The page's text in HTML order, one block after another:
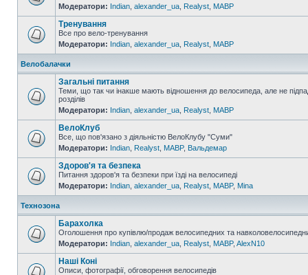
Модератори: Indian alexander_ua Realyst MABP
Тренування
Все про вело-тренування
Модератори: Indian alexander_ua Realyst MABP
Велобалачки
Загальні питання
Теми, що так чи інакше мають відношення до велосипеда, але не
розділів
Модератори: Indian alexander_ua Realyst MABP
ВелоКлуб
Все, що пов'язано з діяльністю ВелоКлубу "Суми"
Модератори: Indian Realyst MABP, Вальдемар
Здоров'я та безпека
Питання здоров'я та безпеки при їзді на велосипеді
Модератори: Indian alexander_ua Realyst MABP, Mina
Технозона
Барахолка
Оголошення про купівлю/продаж велосипедних та
Модератори: Indian alexander_ua Realyst MABP, AlexN10
Наші Коні
Описи, фотографії, обговорення велосипедів